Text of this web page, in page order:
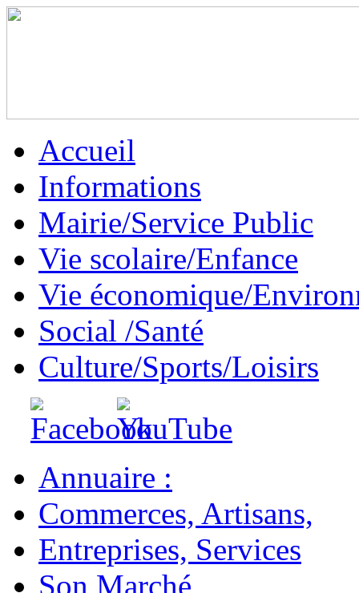
Accueil
Informations
Mairie/Service Public
Vie scolaire/Enfance
Vie économique/
Social /Santé
Culture/Sports/Loisirs
Annuaire :
Commerces, Artisans,
Entreprises, Services
Son Marché